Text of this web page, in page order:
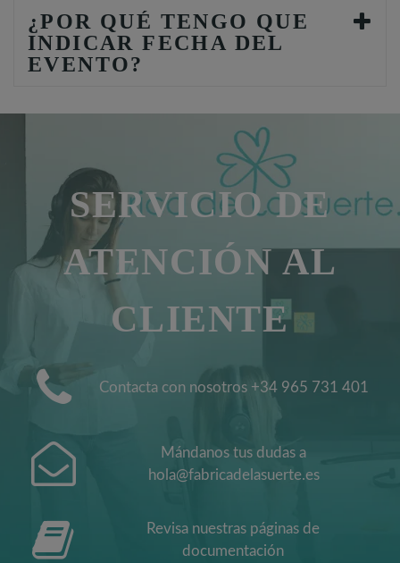
¿POR QUÉ TENGO QUE
INDICAR FECHA DEL
EVENTO?
SERVICIO DE
ATENCIÓN AL
CLIENTE
Contacta con nosotros +34 965 731 401
Mándanos tus dudas a
hola@fabricadelasuerte.es
Revisa nuestras páginas de
documentación